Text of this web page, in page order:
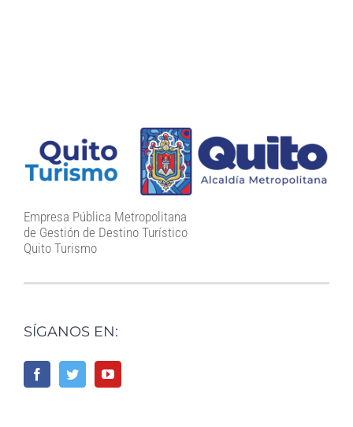
Empresa Pública Metropolitana
de Gestión de Destino Turístico
Quito Turismo
SÍGANOS EN: